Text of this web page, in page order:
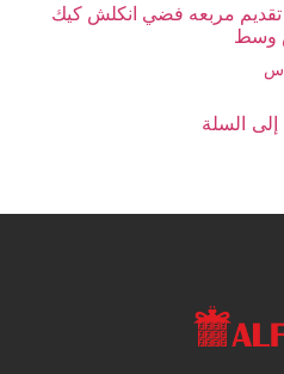
تقديم مربعه فضي انكلش كيك
وسط
السلة